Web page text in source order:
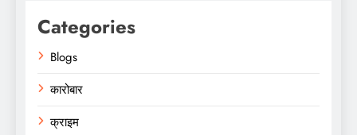
Categories
Blogs
कारोबार
क्राइम